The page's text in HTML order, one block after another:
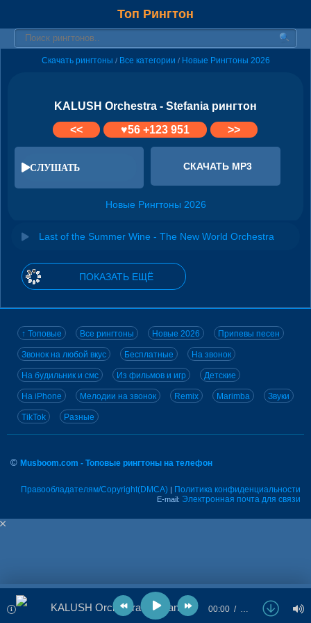
Топ Рингтон
Скачать рингтоны / Все категории / Новые Рингтоны 2026
KALUSH Orchestra - Stefania рингтон
<<
♥56+123 951 >>
СЛУШАТЬ СКАЧАТЬ MP3
Новые Рингтоны 2026
Last of the Summer Wine - The New World Orchestra
ПОКАЗАТЬ ЕЩЁ
↑ Топовые Все рингтоны Новые 2026 Припевы песен
Звонок на любой вкус Бесплатные На звонок
На будильник и смс Из фильмов и игр Детские
На iPhone Мелодии на звонок Remix Marimba Звуки
TikTok Разные
© Musboom.com - Топовые рингтоны на телефон
Правообладателям/Copyright(DMCA) | Политика конфиденциальности
E-mail: Электронная почта для связи
KALUSH Orchestra - Stefania 00:00 …